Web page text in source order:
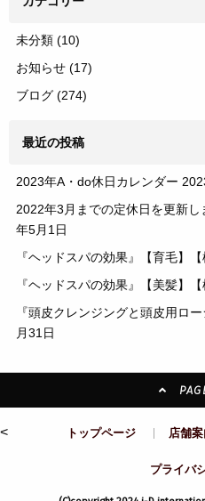
未分類 (10)
お知らせ (17)
ブログ (274)
最近の投稿
2023年A・do休日カレンダー
2022年3月までの定休日を更新し
年5月1日
『ヘッドスパの効果』【育毛】【
『ヘッドスパの効果』【美髪】【
『頭皮クレンジングと頭皮用ロ
月31日
< トップページ 店舗
プライバ